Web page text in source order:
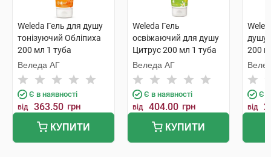
Weleda Гель для душу
тонізуючий Обліпиха
200 мл 1 туба
Веледа АГ
Є в наявності
від 363.50 грн
КУПИТИ
Weleda Гель
освіжаючий для душу
Цитрус 200 мл 1 туба
Веледа АГ
Є в наявності
від 404.00 грн
КУПИТИ
душу
200
Є в
від